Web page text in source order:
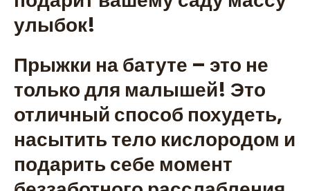
улыбок!
Прыжки на батуте – это не
только для малышей! Это
отличный способ похудеть,
насытить тело кислородом и
подарить себе момент